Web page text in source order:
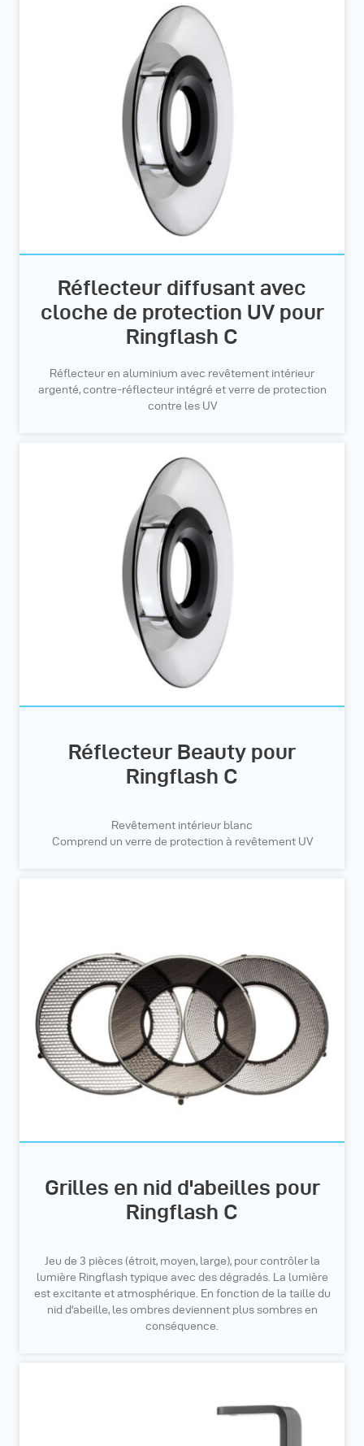
Réflecteur diffusant avec
cloche de protection UV pour
Ringflash C
Réflecteur en aluminium avec revêtement intérieur
argenté, contre-réflecteur intégré et verre de protection
contre les UV
Réflecteur Beauty pour
Ringflash C
Revêtement intérieur blanc
Comprend un verre de protection à revêtement UV
Grilles en nid d'abeilles pour
Ringflash C
Jeu de 3 pièces (étroit, moyen, large), pour contrôler la
lumière Ringflash typique avec des dégradés. La lumière
est excitante et atmosphérique. En fonction de la taille du
nid d'abeille, les ombres deviennent plus sombres en
conséquence.